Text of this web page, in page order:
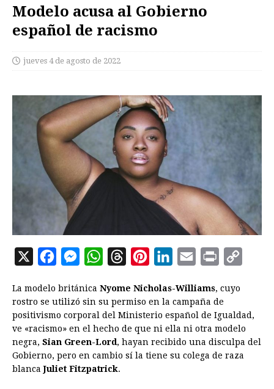
Modelo acusa al Gobierno
español de racismo
jueves 4 de agosto de 2022
X
c
e
b
o
o
M
s
s
e
n
g
W
a
t
s
A
p
r
e
a
d
n
t
e
r
n
k
e
d
a
i
l
i
n
t
y
L
i
La modelo británica Nyome Nicholas-Williams, cuyo
rostro se utilizó sin su permiso en la campaña de
positivismo corporal del Ministerio español de Igualdad,
ve «racismo» en el hecho de que ni ella ni otra modelo
negra, Sian Green-Lord, hayan recibido una disculpa del
Gobierno, pero en cambio sí la tiene su colega de raza
blancaJuliet Fitzpatrick.